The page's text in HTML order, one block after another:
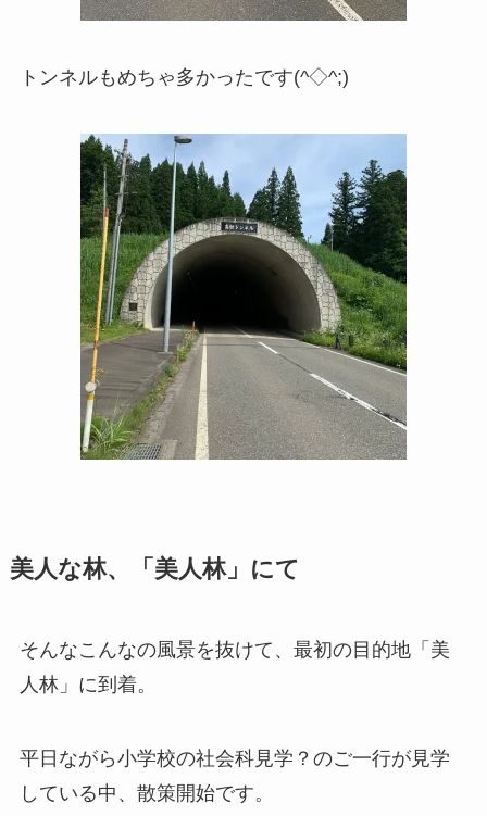
トンネルもめちゃ多かったです(^◇^;)
美人な林、「美人林」にて
そんなこんなの風景を抜けて、最初の目的地「美
人林」に到着。
平日ながら小学校の社会科見学？のご一行が見学
している中、散策開始です。